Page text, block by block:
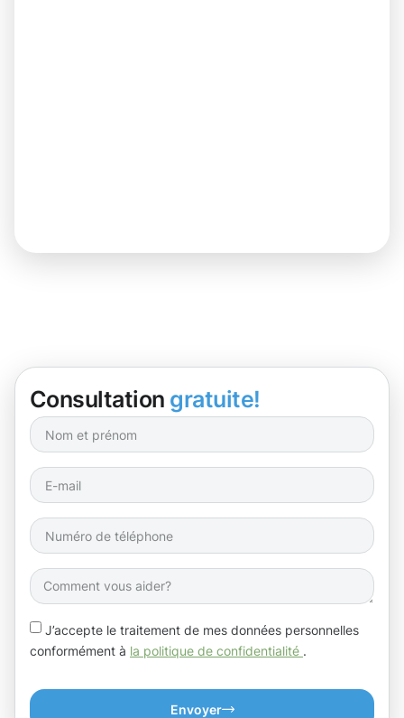
Consultation gratuite!
J’accepte le traitement de mes données personnelles
conformément à la politique de confidentialité .
Envoyer